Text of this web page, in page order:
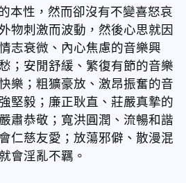
性，然而卻沒有不變喜怒哀
物刺激而波動，然後心思就因
志衰微、內心焦慮的音樂興
；安閒舒緩、繁復有節的音樂
樂；粗獷豪放、激昂振奮的音
堅毅；廉正耿直、莊嚴真摯的
肅恭敬；寬洪圓潤、流暢和諧
仁慈友愛；放蕩邪僻、散漫混
會淫亂不羈。